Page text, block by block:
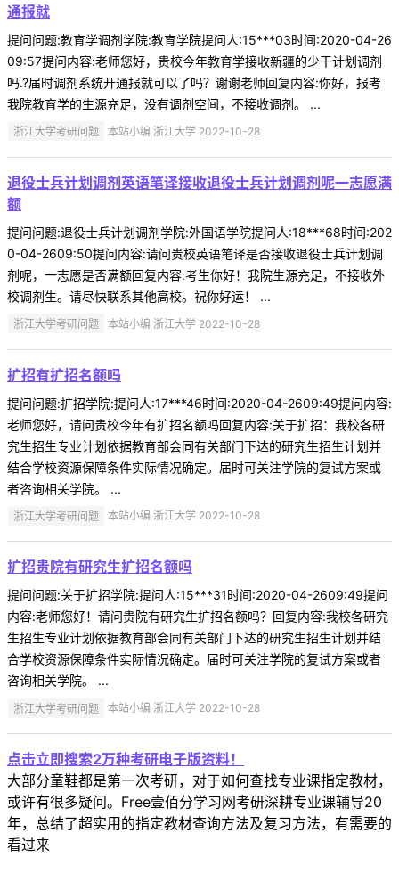
通报就
提问问题:教育学调剂学院:教育学院提问人:15***03时间:2020-04-26
09:57提问内容:老师您好，贵校今年教育学接收新疆的少干计划调剂
吗.?届时调剂系统开通报就可以了吗？谢谢老师回复内容:你好，报考
我院教育学的生源充足，没有调剂空间，不接收调剂。 ...
浙江大学考研问题 本站小编 浙江大学 2022-10-28
退役士兵计划调剂英语笔译接收退役士兵计划调剂呢一志愿满
额
提问问题:退役士兵计划调剂学院:外国语学院提问人:18***68时间:202
0-04-2609:50提问内容:请问贵校英语笔译是否接收退役士兵计划调
剂呢，一志愿是否满额回复内容:考生你好！我院生源充足，不接收外
校调剂生。请尽快联系其他高校。祝你好运！ ...
浙江大学考研问题 本站小编 浙江大学 2022-10-28
扩招有扩招名额吗
提问问题:扩招学院:提问人:17***46时间:2020-04-2609:49提问内容:
老师您好，请问贵校今年有扩招名额吗回复内容:关于扩招：我校各研
究生招生专业计划依据教育部会同有关部门下达的研究生招生计划并
结合学校资源保障条件实际情况确定。届时可关注学院的复试方案或
者咨询相关学院。 ...
浙江大学考研问题 本站小编 浙江大学 2022-10-28
扩招贵院有研究生扩招名额吗
提问问题:关于扩招学院:提问人:15***31时间:2020-04-2609:49提问
内容:老师您好！请问贵院有研究生扩招名额吗？回复内容:我校各研究
生招生专业计划依据教育部会同有关部门下达的研究生招生计划并结
合学校资源保障条件实际情况确定。届时可关注学院的复试方案或者
咨询相关学院。 ...
浙江大学考研问题 本站小编 浙江大学 2022-10-28
点击立即搜索2万种考研电子版资料！
大部分童鞋都是第一次考研，对于如何查找专业课指定教材，
或许有很多疑问。Free壹佰分学习网考研深耕专业课辅导20
年，总结了超实用的指定教材查询方法及复习方法，有需要的
看过来